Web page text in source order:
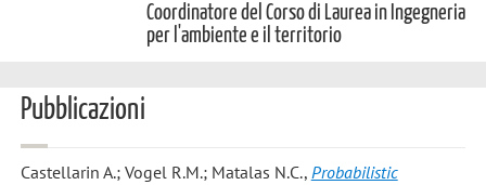
Coordinatore del Corso di Laurea in Ingegneria
per l'ambiente e il territorio
Pubblicazioni
Castellarin A.; Vogel R.M.; Matalas N.C., Probabilistic